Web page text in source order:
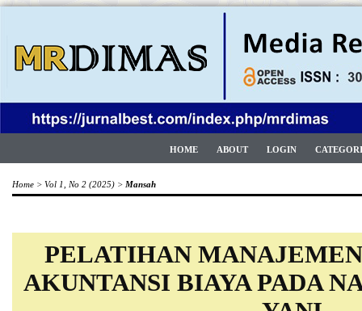
HOME ABOUT LOGIN
Home > Vol 1, No 2 (2025) > Mansah
PELATIHAN
AKUNTANSI BIAYA PADA